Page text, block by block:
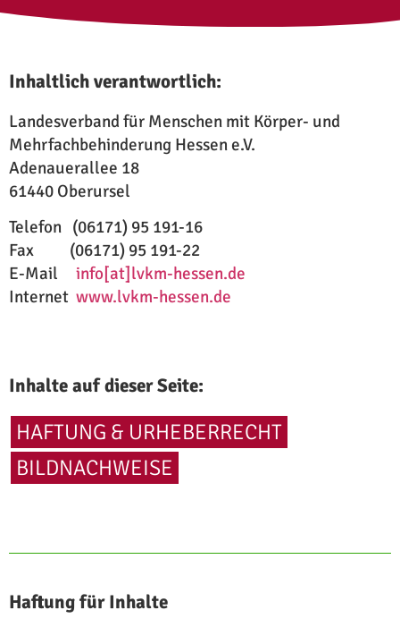
Inhaltlich verantwortlich:
Landesverband für Menschen mit Körper- und
Mehrfachbehinderung Hessen e.V.
Adenauerallee 18
61440 Oberursel
Telefon (06171) 95 191-16
Fax (06171) 95 191-22
E-Mail info[at]lvkm-hessen.de
Internet www.lvkm-hessen.de
Inhalte auf dieser Seite:
HAFTUNG & URHEBERRECHT
BILDNACHWEISE
Haftung für Inhalte